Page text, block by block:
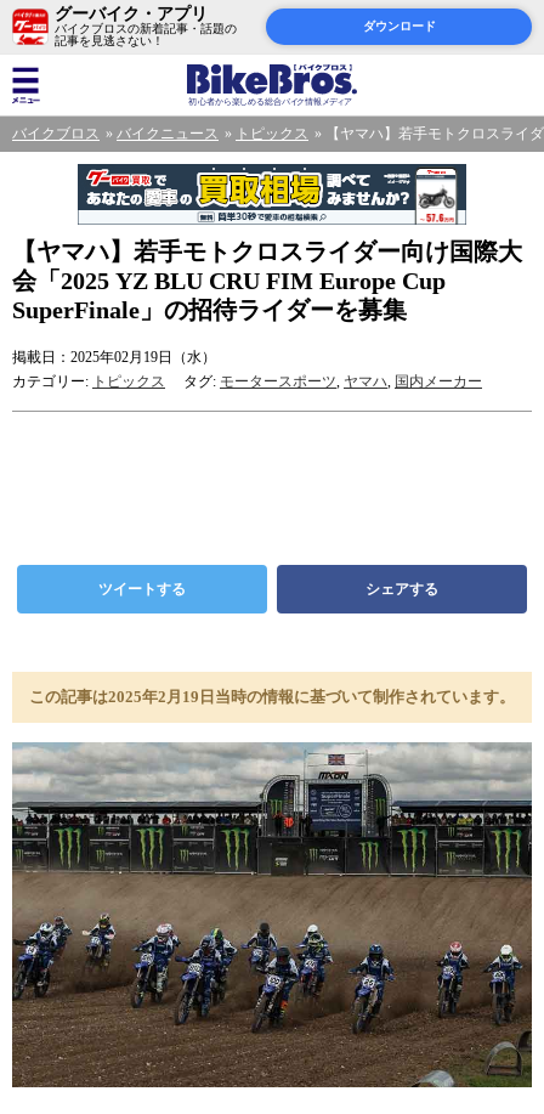
グーバイク・アプリ
バイクブロスの新着記事・話題の
記事を見逃さない！
ダウンロード
バイクブロス バイクニュース トピックス 【ヤマハ】若手モトクロスライ
【ヤマハ】若手モトクロスライダー向け国際大
会「2025 YZ BLU CRU FIM Europe Cup
SuperFinale」の招待ライダーを募集
掲載日：2025年02月19日（水）
カテゴリー: トピックス タグ: モータースポーツ, ヤマハ, 国内メーカー
ツイートする シェアする
この記事は2025年2月19日当時の情報に基づいて制作されています。